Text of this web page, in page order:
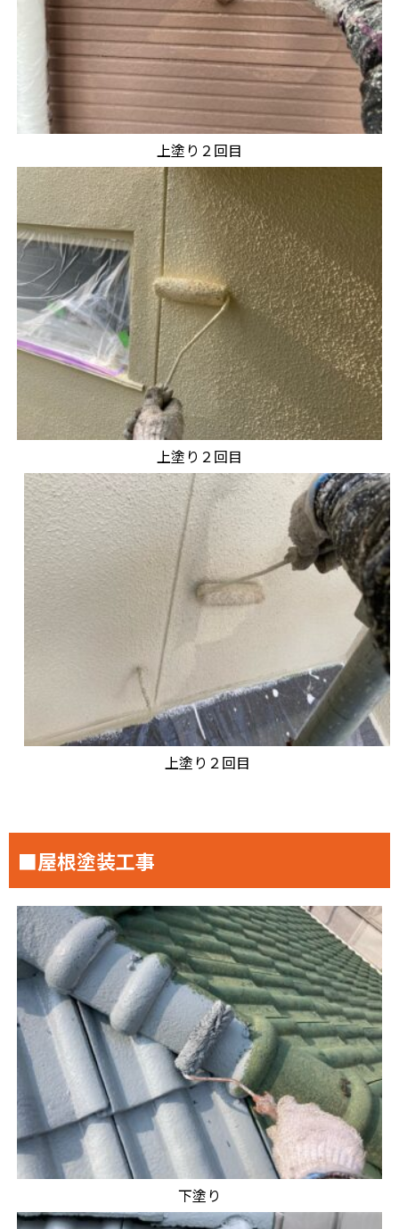
上塗り２回目
上塗り２回目
上塗り２回目
■屋根塗装工事
下塗り